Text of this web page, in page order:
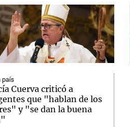
país
Cuerva criticó a
que "hablan de los
y "se dan la buena